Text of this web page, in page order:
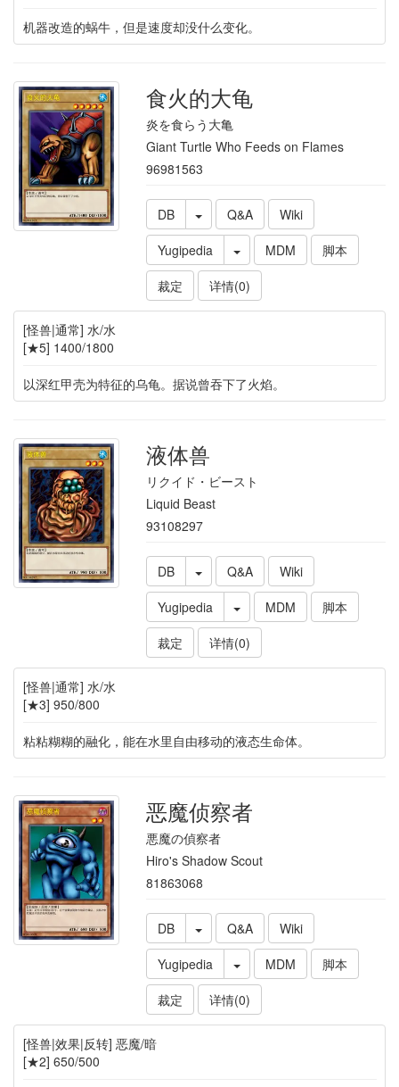
机器改造的蜗牛，但是速度却没什么变化。
食火的大龟
炎を食らう大亀
Giant Turtle Who Feeds on Flames
96981563
DB Q&A
Wiki
Yugipedia
MDM
脚本
裁定
详情(0)
[怪兽|通常] 水/水
[★5] 1400/1800
以深红甲壳为特征的乌龟。据说曾吞下了火焰。
液体兽
リクイド・ビースト
Liquid Beast
93108297
DB Q&A
Wiki
Yugipedia
MDM
脚本
裁定
详情(0)
[怪兽|通常] 水/水
[★3] 950/800
粘粘糊糊的融化，能在水里自由移动的液态生命体。
恶魔侦察者
悪魔の偵察者
Hiro's Shadow Scout
81863068
DB Q&A
Wiki
Yugipedia
MDM
脚本
裁定
详情(0)
[怪兽|效果|反转] 恶魔/暗
[★2] 650/500